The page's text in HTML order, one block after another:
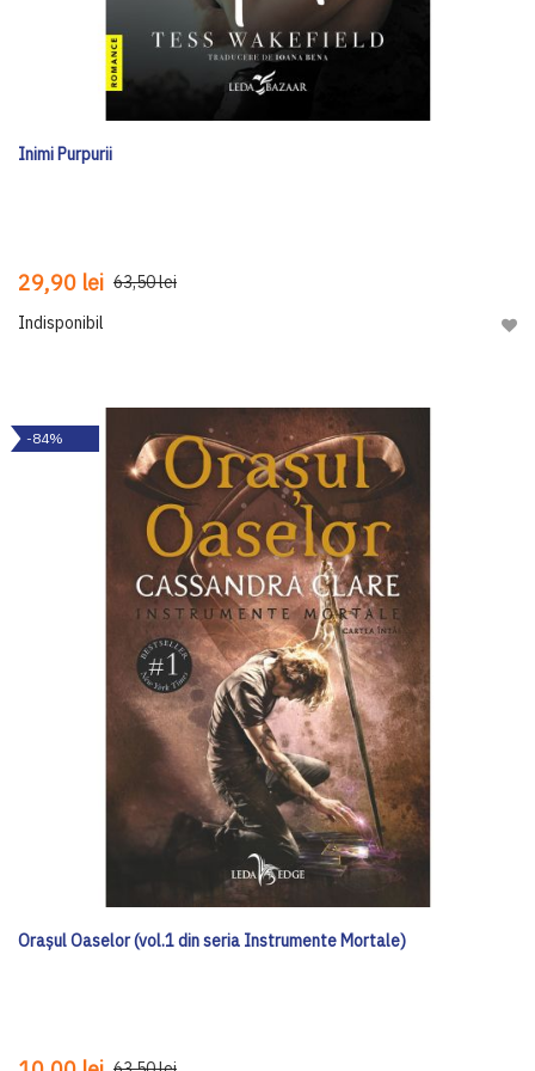
Inimi Purpurii
29,90 lei 63,50 lei
Indisponibil
-84%
Orașul Oaselor (vol.1 din seria Instrumente Mortale)